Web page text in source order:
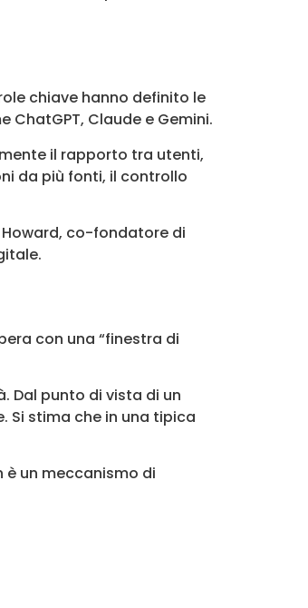
chiave hanno definito le
Claude e Gemini.
il rapporto tra utenti,
da più fonti, il controllo
co-fondatore di
con una “finestra di
Dal punto di vista di un
Si stima che in una tipica
un meccanismo di